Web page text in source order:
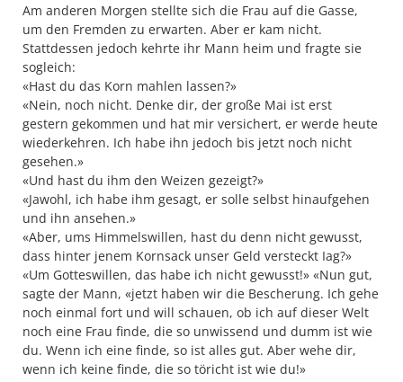
Am anderen Morgen stellte sich die Frau auf die Gasse,
um den Fremden zu erwarten. Aber er kam nicht.
Stattdessen jedoch kehrte ihr Mann heim und fragte sie
sogleich:
«Hast du das Korn mahlen lassen?»
«Nein, noch nicht. Denke dir, der große Mai ist erst
gestern gekommen und hat mir versichert, er werde heute
wiederkehren. Ich habe ihn jedoch bis jetzt noch nicht
gesehen.»
«Und hast du ihm den Weizen gezeigt?»
«Jawohl, ich habe ihm gesagt, er solle selbst hinaufgehen
und ihn ansehen.»
«Aber, ums Himmelswillen, hast du denn nicht gewusst,
dass hinter jenem Kornsack unser Geld versteckt Iag?»
«Um Gotteswillen, das habe ich nicht gewusst!» «Nun gut,
sagte der Mann, «jetzt haben wir die Bescherung. Ich gehe
noch einmal fort und will schauen, ob ich auf dieser Welt
noch eine Frau finde, die so unwissend und dumm ist wie
du. Wenn ich eine finde, so ist alles gut. Aber wehe dir,
wenn ich keine finde, die so töricht ist wie du!»